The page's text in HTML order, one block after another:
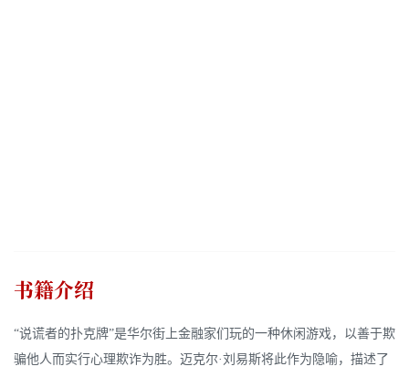
书籍介绍
“说谎者的扑克牌”是华尔街上金融家们玩的一种休闲游戏，以善于欺
骗他人而实行心理欺诈为胜。迈克尔·刘易斯将此作为隐喻，描述了